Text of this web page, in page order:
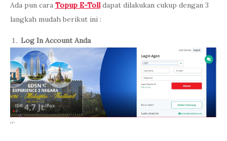
Ada pun cara Topup E-Tolldapat dilakukan cukup dengan 3
langkah mudah berikut ini :
Log In Account Anda
“`